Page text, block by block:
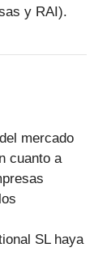
y RAI).
mercado
cuanto a
SL haya